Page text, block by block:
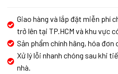
Giao hàng và lắp đặt miễn phí
trở lên tại TP.HCM và khu vực
Sản phẩm chính hãng, hóa đơn
Xử lý lỗi nhanh chóng sau khi
nhà.